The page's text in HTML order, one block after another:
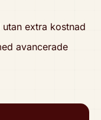
extra kostnad
avan­ce­ra­de